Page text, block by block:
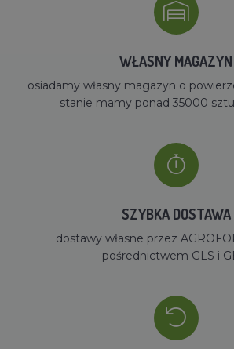
WŁASNY MAGAZYN
osiadamy własny magazyn o
stanie mamy ponad 35000
SZYBKA DOSTAWA
dostawy własne przez
pośrednictwem GLS i